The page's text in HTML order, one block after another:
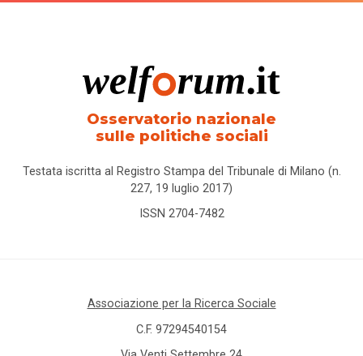
Osservatorio nazionale
sulle politiche sociali
Testata iscritta al Registro Stampa del Tribunale di Milano (n.
227, 19 luglio 2017)
ISSN 2704-7482
Associazione per la Ricerca Sociale
C.F. 97294540154